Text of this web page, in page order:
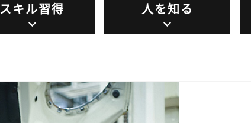
スキル習得 人を知る